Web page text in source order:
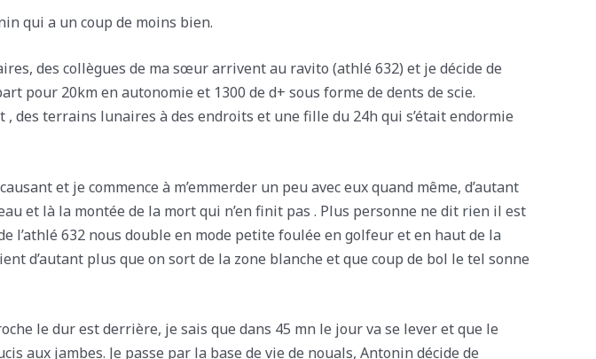
qui a un coup de moins bien.
des collègues de ma sœur arrivent au ravito (athlé 632) et je décide de
pour 20km en autonomie et 1300 de d+ sous forme de dents de scie.
des terrains lunaires à des endroits et une fille du 24h qui s’était endormie
et je commence à m’emmerder un peu avec eux quand même, d’autant
et là la montée de la mort qui n’en finit pas . Plus personne ne dit rien il est
l’athlé 632 nous double en mode petite foulée en golfeur et en haut de la
d’autant plus que on sort de la zone blanche et que coup de bol le tel sonne
le dur est derrière, je sais que dans 45 mn le jour va se lever et que le
aux jambes. Je passe par la base de vie de nouals, Antonin décide de